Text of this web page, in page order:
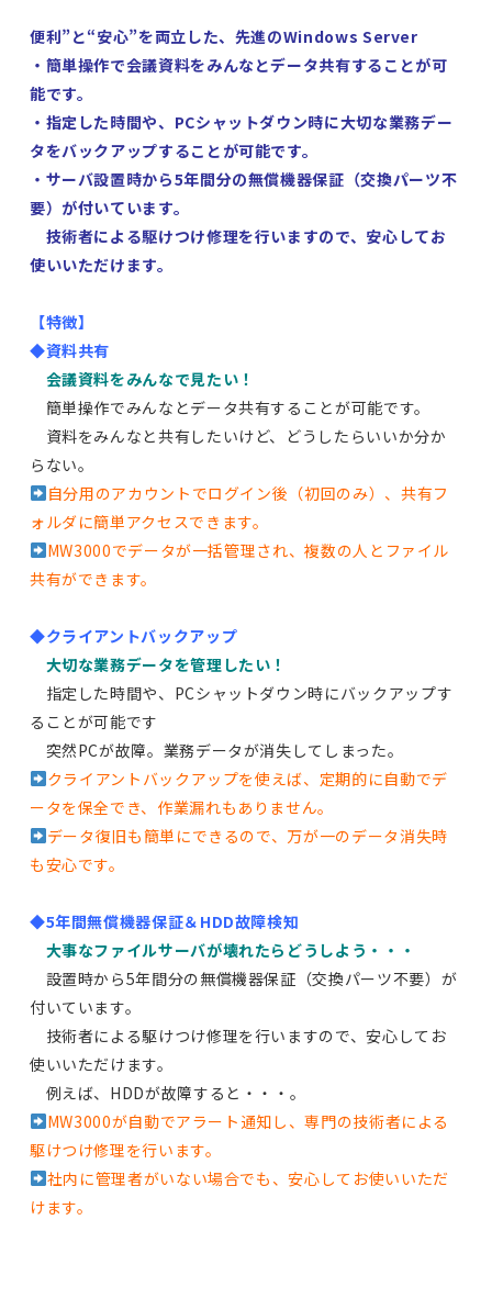
便利”と“安心”を両立した、先進のWindows Server
・簡単操作で会議資料をみんなとデータ共有することが可
能です。
・指定した時間や、PCシャットダウン時に大切な業務デー
タをバックアップすることが可能です。
・サーバ設置時から5年間分の無償機器保証（交換パーツ不
要）が付いています。
技術者による駆けつけ修理を行いますので、安心してお
使いいただけます。
【特徴】
◆資料共有
会議資料をみんなで見たい！
簡単操作でみんなとデータ共有することが可能です。
資料をみんなと共有したいけど、どうしたらいいか分か
らない。
自分用のアカウントでログイン後（初回のみ）、共有フ
ォルダに簡単アクセスできます。
MW3000でデータが一括管理され、複数の人とファイル
共有ができます。
◆クライアントバックアップ
大切な業務データを管理したい！
指定した時間や、PCシャットダウン時にバックアップす
ることが可能です
突然PCが故障。業務データが消失してしまった。
クライアントバックアップを使えば、定期的に自動でデ
ータを保全でき、作業漏れもありません。
データ復旧も簡単にできるので、万が一のデータ消失時
も安心です。
◆5年間無償機器保証＆HDD故障検知
大事なファイルサーバが壊れたらどうしよう・・・
設置時から5年間分の無償機器保証（交換パーツ不要）が
付いています。
技術者による駆けつけ修理を行いますので、安心してお
使いいただけます。
例えば、HDDが故障すると・・・。
MW3000が自動でアラート通知し、専門の技術者による
駆けつけ修理を行います。
社内に管理者がいない場合でも、安心してお使いいただ
けます。